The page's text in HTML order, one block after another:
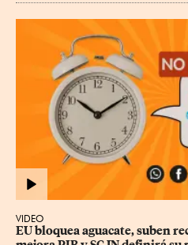
VIDEO
EU bloquea aguacate, suben